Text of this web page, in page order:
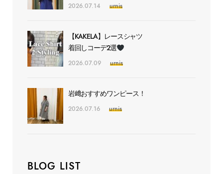
2026.07.14 urnis
【KAKELA】レースシャツ
着回しコーデ2選
2026.07.09 urnis
岩﨑おすすめワンピース！
2026.07.16 urnis
BLOG LIST